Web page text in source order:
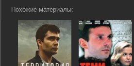
Похожие материалы: